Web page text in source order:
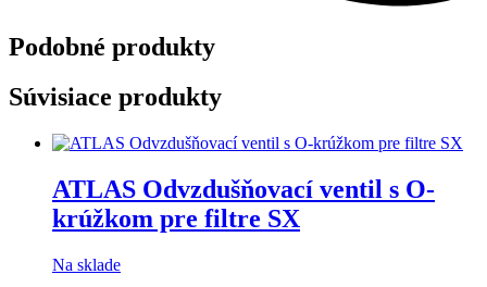
Podobné produkty
Súvisiace produkty
ATLAS Odvzdušňovací ventil s O-
krúžkom pre filtre SX
Na sklade